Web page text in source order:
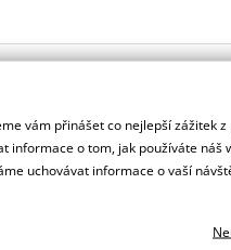
vám přinášet co nejlepší zážitek
informace o tom, jak používáte náš
uchovávat informace o vaší